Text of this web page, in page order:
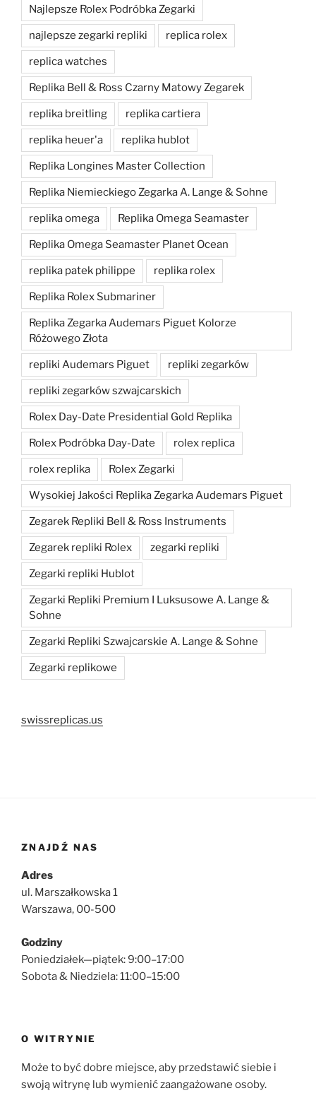
Najlepsze Rolex Podróbka Zegarki
najlepsze zegarki repliki replica rolex
replica watches
Replika Bell & Ross Czarny Matowy Zegarek
replika breitling replika cartiera
replika heuer'a replika hublot
Replika Longines Master Collection
Replika Niemieckiego Zegarka A. Lange & Sohne
replika omega Replika Omega Seamaster
Replika Omega Seamaster Planet Ocean
replika patek philippe replika rolex
Replika Rolex Submariner
Replika Zegarka Audemars Piguet Kolorze
Różowego Złota
repliki Audemars Piguet repliki zegarków
repliki zegarków szwajcarskich
Rolex Day-Date Presidential Gold Replika
Rolex Podróbka Day-Date rolex replica
rolex replika Rolex Zegarki
Wysokiej Jakości Replika Zegarka Audemars Piguet
Zegarek Repliki Bell & Ross Instruments
Zegarek repliki Rolex zegarki repliki
Zegarki repliki Hublot
Zegarki Repliki Premium I Luksusowe A. Lange &
Sohne
Zegarki Repliki Szwajcarskie A. Lange & Sohne
Zegarki replikowe
swissreplicas.us
ZNAJDŹ NAS
Adres
ul. Marszałkowska 1
Warszawa, 00-500
Godziny
Poniedziałek—piątek: 9:00–17:00
Sobota & Niedziela: 11:00–15:00
O WITRYNIE
Może to być dobre miejsce, aby przedstawić siebie i
swoją witrynę lub wymienić zaangażowane osoby.